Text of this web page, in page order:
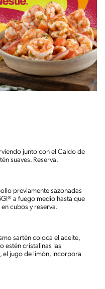
junto con el Caldo de
suaves. Reserva.
previamente sazonadas
a fuego medio hasta que
cubos y reserva.
sartén coloca el aceite,
estén cristalinas las
el jugo de limón, incorpora